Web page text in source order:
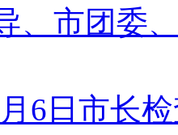
、市团委
6日市长